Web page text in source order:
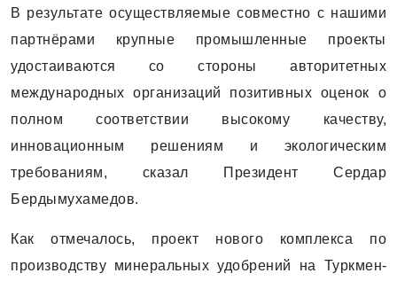
В результате осуществляемые совместно с нашими
партнёрами крупные промышленные проекты
удостаиваются со стороны авторитетных
международных организаций позитивных оценок о
полном соответствии высокому качеству,
инновационным решениям и экологическим
требованиям, сказал Президент Сердар
Бердымухамедов.
Как отмечалось, проект нового комп­лекса по
производству минеральных удоб­рений на Туркмен­